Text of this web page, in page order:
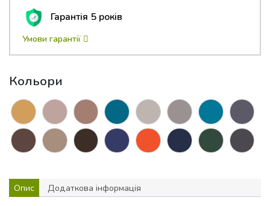
Гарантія 5 років
Умови гарантії
Кольори
Опис Додаткова інформація